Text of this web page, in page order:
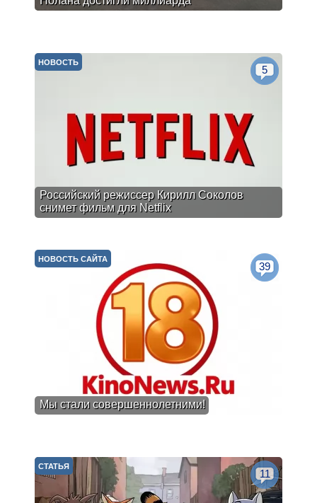
Российский режиссер Кирилл Соколов
снимет фильм для Netflix
НОВОСТЬ
5
Мы стали совершеннолетними!
НОВОСТЬ САЙТА
39
СТАТЬЯ
11